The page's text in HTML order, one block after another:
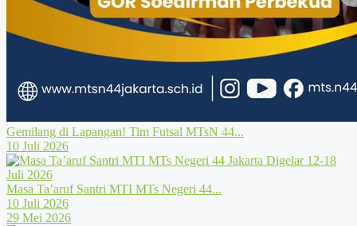
Gemilang di Lapangan! Tim Futsal MTsN 44...
10 Juli 2026
Masa Ta’aruf Santri MTI MTs Negeri 44...
10 Juli 2026
29 Mei 2026